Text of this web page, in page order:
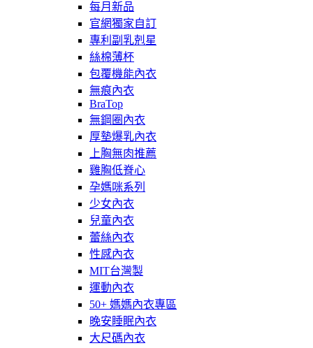
每月新品
官網獨家自訂
專利副乳剋星
絲棉薄杯
包覆機能內衣
無痕內衣
BraTop
無鋼圈內衣
厚墊爆乳內衣
上胸無肉推薦
雞胸低脊心
孕媽咪系列
少女內衣
兒童內衣
蕾絲內衣
性感內衣
MIT台灣製
運動內衣
50+ 媽媽內衣專區
晚安睡眠內衣
大尺碼內衣